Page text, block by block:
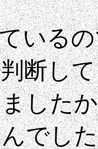
いる
断し
した
でし